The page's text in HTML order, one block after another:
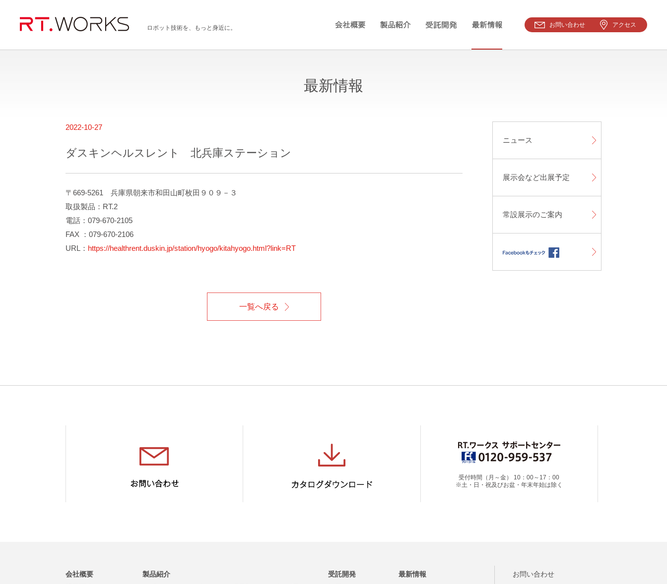
ロボット技術を、もっと身近に。 お問い合わせ アクセス
最新情報
2022-10-27
ダスキンヘルスレント 北兵庫ステーション
〒669-5261 兵庫県朝来市和田山町枚田９０９－３
取扱製品：RT.2
電話：079-670-2105
FAX ：079-670-2106
URL： https://healthrent.duskin.jp/station/hyogo/kitahyogo.html?link=RT
一覧へ戻る
ニュース
展示会など出展予定
常設展示のご案内
受付時間（月～金） 10：00～17：00
※土・日・祝及びお盆・年末年始は除く
会社概要
製品紹介
受託開発
最新情報
お問い合わせ